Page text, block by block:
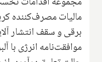
مالیات مصرف‌کننده
برقی و سقف انتشار
موافقت‌نامه انرژی با